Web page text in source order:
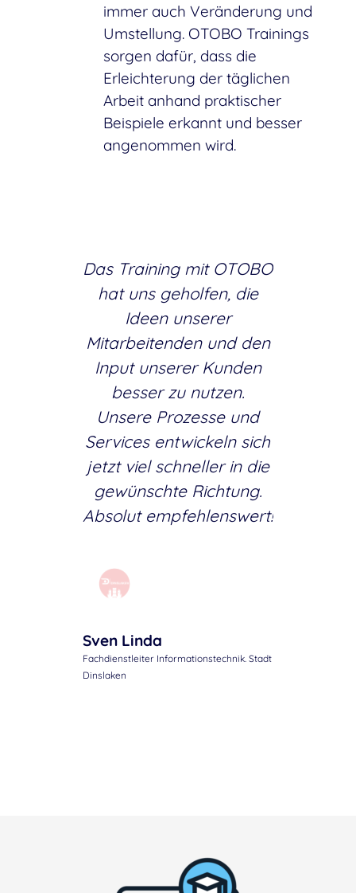
immer auch Veränderung und
Umstellung. OTOBO Trainings
sorgen dafür, dass die
Erleichterung der täglichen
Arbeit anhand praktischer
Beispiele erkannt und besser
angenommen wird.
Das Training mit OTOBO
hat uns geholfen, die
Ideen unserer
Mitarbeitenden und den
Input unserer Kunden
besser zu nutzen.
Unsere Prozesse und
Services entwickeln sich
jetzt viel schneller in die
gewünschte Richtung.
Absolut empfehlenswert!
Sven Linda
Fachdienstleiter Informationstechnik. Stadt
Dinslaken